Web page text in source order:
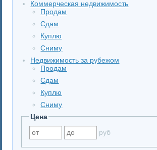
Коммерческая недвижимость
Продам
Сдам
Куплю
Сниму
Недвижимость за рубежом
Продам
Сдам
Куплю
Сниму
Цена
руб